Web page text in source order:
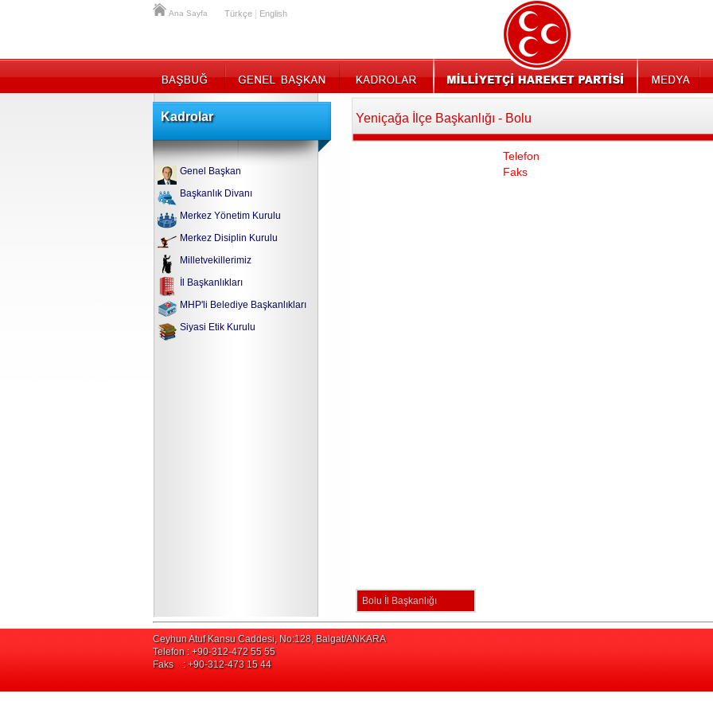
Ana Sayfa Türkçe English
Kadrolar
Genel Başkan
Başkanlık Divanı
Merkez Yönetim Kurulu
Merkez Disiplin Kurulu
Milletvekillerimiz
İl Başkanlıkları
MHP'li Belediye Başkanlıkları
Siyasi Etik Kurulu
Yeniçağa İlçe Başkanlığı - Bolu
Telefon
Faks
Bolu İl Başkanlığı
Ceyhun Atuf Kansu Caddesi, No:128, Balgat/ANKARA
Telefon : +90-312-472 55 55
Faks : +90-312-473 15 44